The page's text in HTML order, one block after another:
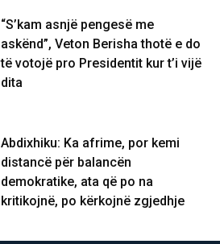
“S’kam asnjë pengesë me
askënd”, Veton Berisha thotë e do
të votojë pro Presidentit kur t’i vijë
dita
Abdixhiku: Ka afrime, por kemi
distancë për balancën
demokratike, ata që po na
kritikojnë, po kërkojnë zgjedhje